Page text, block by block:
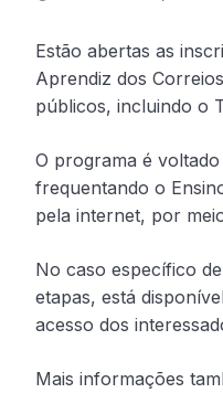
Estão abertas as
Aprendiz dos
públicos, incluindo o
O programa é
frequentando o
pela internet, por
No caso específico
etapas, está
acesso dos
Mais informações